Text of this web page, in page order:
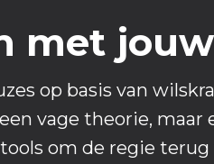
met
op basis van
vage theorie,
om de regie